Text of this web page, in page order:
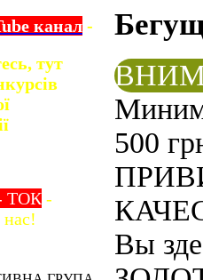
канал -
тут
ТОК -
нас!
500
Вы